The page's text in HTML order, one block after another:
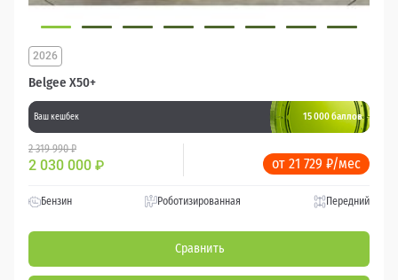
Belgee X50+
2026
Ваш кешбек 15 000 баллов
2 319 990 ₽
2 030 000 ₽ от 21 729 ₽/мес
Бензин Роботизированная Передний
Сравнить